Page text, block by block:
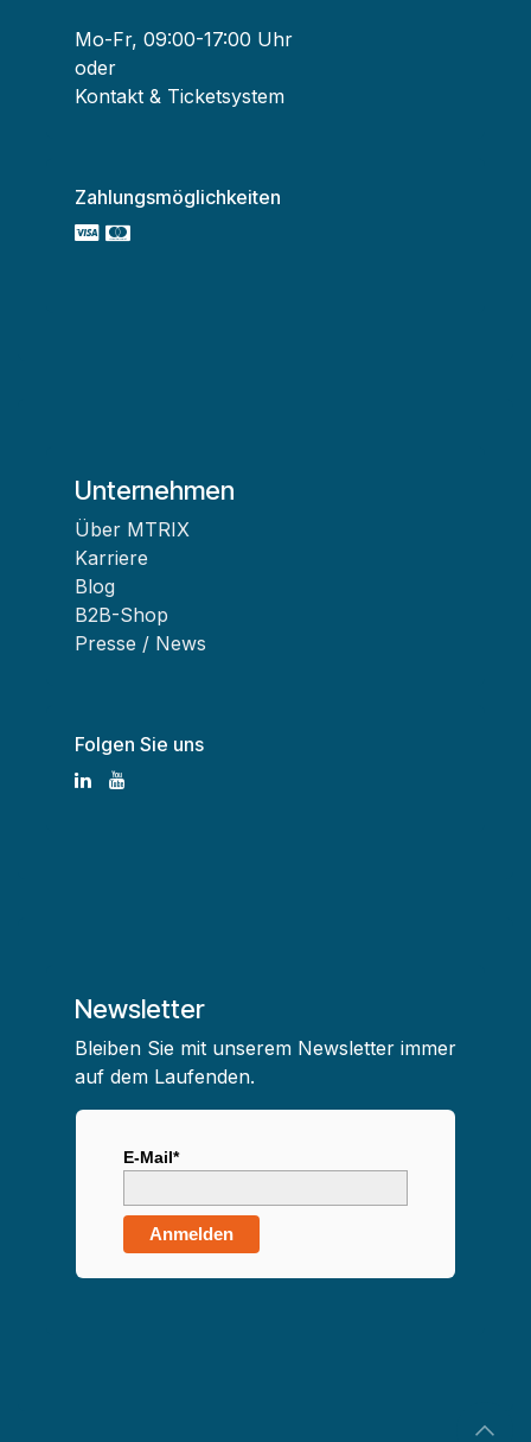
Mo-Fr, 09:00-17:00 Uhr
oder
Kontakt & Ticketsystem
Zahlungsmöglichkeiten
Unternehmen
Über MTRIX
Karriere
Blog
B2B-Shop
Presse / News
Folgen Sie uns
Newsletter
Bleiben Sie mit unserem Newsletter immer
auf dem Laufenden.
E-Mail*
Anmelden